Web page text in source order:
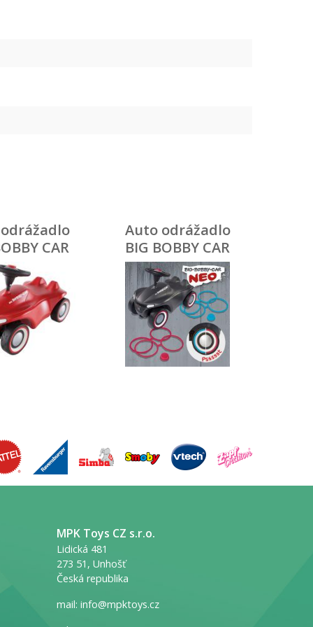
CAR
červené
Auto odrážadlo
BIG BOBBY CAR
NEO anthrazit
MPK Toys CZ s.r.o.
Lidická 481
273 51, Unhošť
Česká republika
mail: info@mpktoys.cz